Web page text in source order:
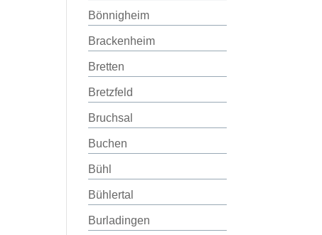
Bönnigheim
Brackenheim
Bretten
Bretzfeld
Bruchsal
Buchen
Bühl
Bühlertal
Burladingen